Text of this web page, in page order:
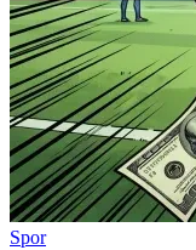
Spor